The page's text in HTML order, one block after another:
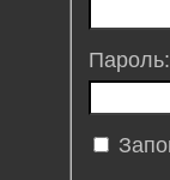
Пароль: